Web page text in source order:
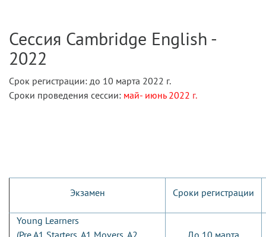
Сессия Cambridge English -
2022
Срок регистрации: до 10 марта 2022 г.
Сроки проведения сессии: май- июнь 2022 г.
Экзамен Сроки регистрации
Young Learners
(Pre A1 Starters, A1 Movers, A2
До 10 марта